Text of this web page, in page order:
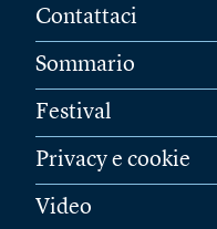
Contattaci
Sommario
Festival
Privacy e cookie
Video